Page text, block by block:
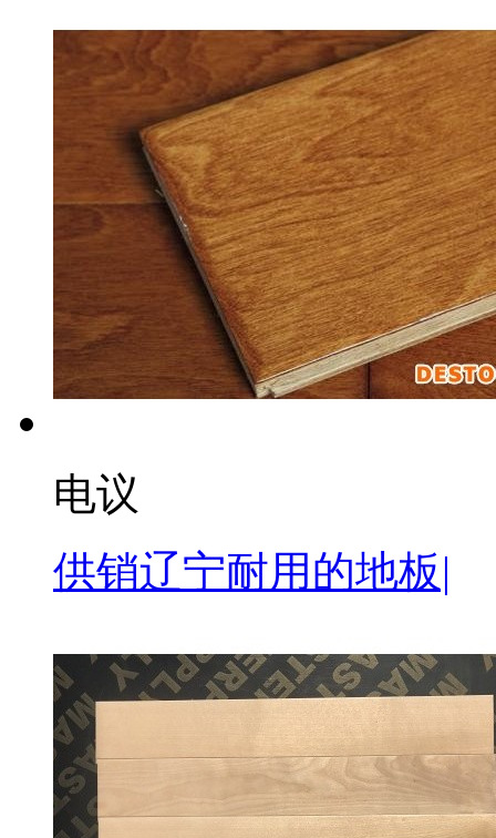
电议
供销辽宁耐用的地板|